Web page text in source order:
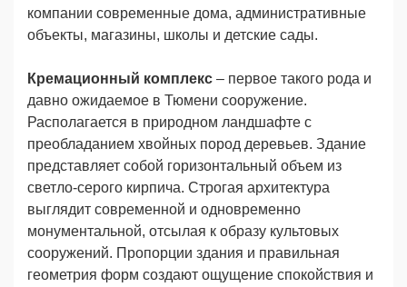
компании современные дома, административные
объекты, магазины, школы и детские сады.
Кремационный комплекс – первое такого рода и
давно ожидаемое в Тюмени сооружение.
Располагается в природном ландшафте с
преобладанием хвойных пород деревьев. Здание
представляет собой горизонтальный объем из
светло-серого кирпича. Строгая архитектура
выглядит современной и одновременно
монументальной, отсылая к образу культовых
сооружений. Пропорции здания и правильная
геометрия форм создают ощущение спокойствия и